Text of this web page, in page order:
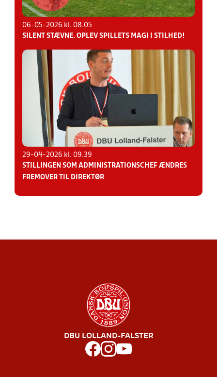
06-05-2026 kl. 08.05
SILENT STÆVNE. OPLEV SPILLETS MAGI I STILHED!
29-04-2026 kl. 09.39
STILLINGEN SOM ADMINISTRATIONSCHEF ÆNDRES
FREMOVER TIL DIREKTØR
DBU LOLLAND-FALSTER